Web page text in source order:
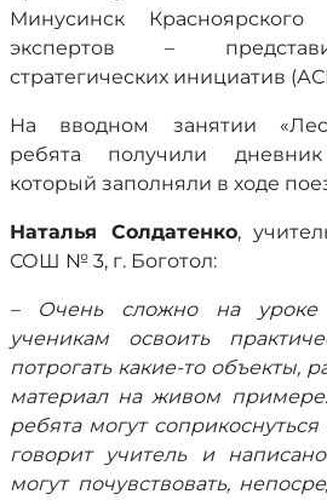
Минусинск
экспертов –
стратегических инициатив
На вводном занятии
ребята получили дневник
который заполняли в ходе
Наталья Солдатенко,
СОШ № 3, г. Боготол:
– Очень сложно на уроке
ученикам освоить
потрогать какие-то объекты,
материал на живом
ребята могут
говорит учитель и
могут почувствовать,